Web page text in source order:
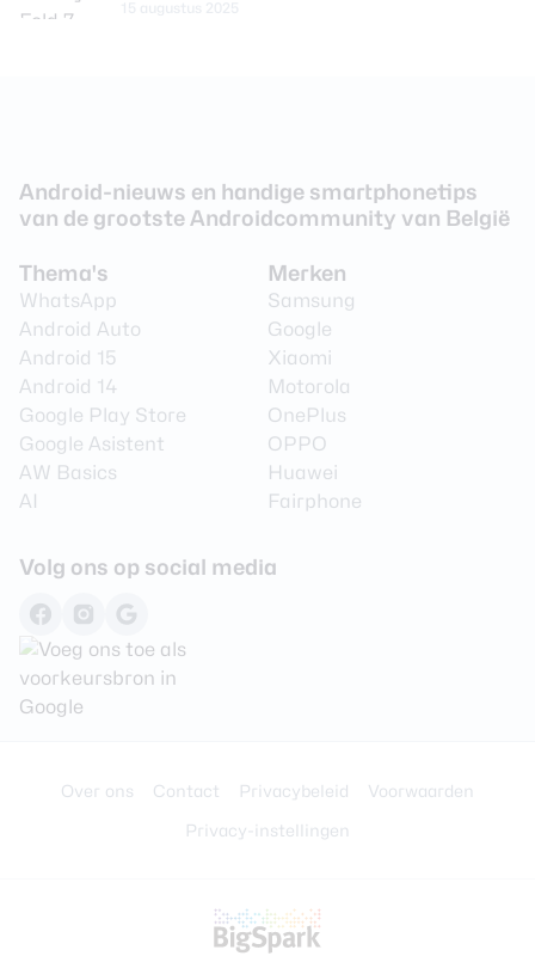
Camera 1 - Diafragma
Camera 3 - Type lens Groothoeklens
megapixel
Camera 3 - Diafragma
Camera 4 - Type lens Telelens
Camera 4 - Aantal
megapixel
10 MP
Camera 4 - Diafragma
megapixel
Camera 1 - Diafragma
aansluiting
Nee
Vergelijk en bespaar
Android-nieuws en handige smartphonetips
van de grootste Androidcommunity van België
Thema's
WhatsApp
Android Auto
Android 15
Android 14
Google Play Store
Google Asistent
AW Basics
AI
Merken
Samsung
Google
Xiaomi
Motorola
OnePlus
OPPO
Huawei
Fairphone
Volg ons op social media
Over ons Contact Privacybeleid
Voorwaarden
Privacy-instellingen